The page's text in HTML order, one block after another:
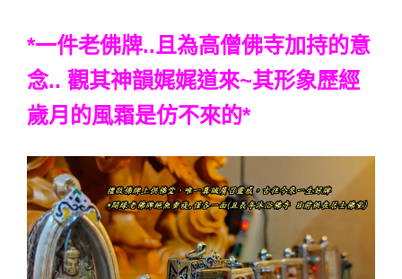
*一件老佛牌..且為高僧佛寺加持的意
念.. 觀其神韻娓娓道來~其形象歷經
歲月的風霜是仿不來的*